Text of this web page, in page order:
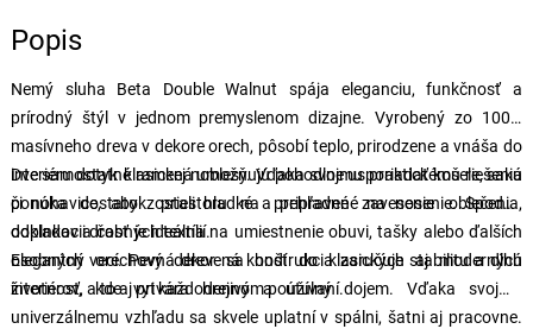
Popis
Nemý sluha Beta Double Walnut spája eleganciu, funkčnosť a
prírodný štýl v jednom premyslenom dizajne. Vyrobený zo 100%
masívneho dreva v dekore orech, pôsobí teplo, prirodzene a vnáša do
interiéru dotyk klasickej noblesy. Vďaka svojmu praktickému riešeniu
ponúka dostatok priestoru na prehľadné zavesenie oblečenia,
doplnkov i drobných textílií.
Dve samostatné ramená umožňujú pohodlne usporiadať košele, saká
či nohavice, aby zostali hladké a pripravené na nosenie. Spodná
odkladacia časť je ideálna na umiestnenie obuvi, tašky alebo ďalších
osobných vecí. Pevná drevená konštrukcia zaručuje stabilitu a dlhú
životnosť, a to aj pri každodennom používaní.
Elegantný orechový dekor sa hodí do klasických aj moderných
interiérov, kde vytvára hrejivý a útulný dojem. Vďaka svojmu
univerzálnemu vzhľadu sa skvele uplatní v spálni, šatni aj pracovne.